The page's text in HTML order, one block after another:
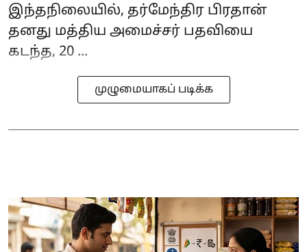
இந்தநிலையில், தர்மேந்திர பிரதான்
தனது மத்திய அமைச்சர் பதவியை
கடந்த, 20 ...
முழுமையாகப் படிக்க